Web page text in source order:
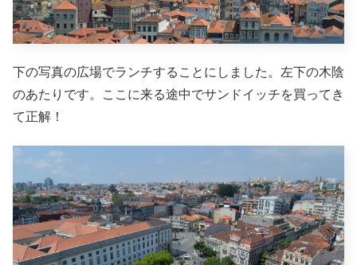
下の写真の広場でランチすることにしました。左下の木陰
のあたりです。ここに来る途中でサンドイッチを買ってき
て正解！